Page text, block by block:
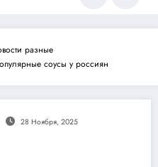
разные
соусы у россиян
28 Ноября, 2025